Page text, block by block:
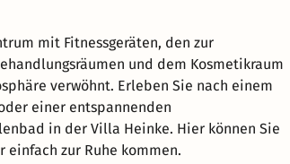
mit Fitnessgeräten, den zur
und dem Kosmetikraum
verwöhnt. Erleben Sie nach einem
einer entspannenden
in der Villa Heinke. Hier können Sie
zur Ruhe kommen.